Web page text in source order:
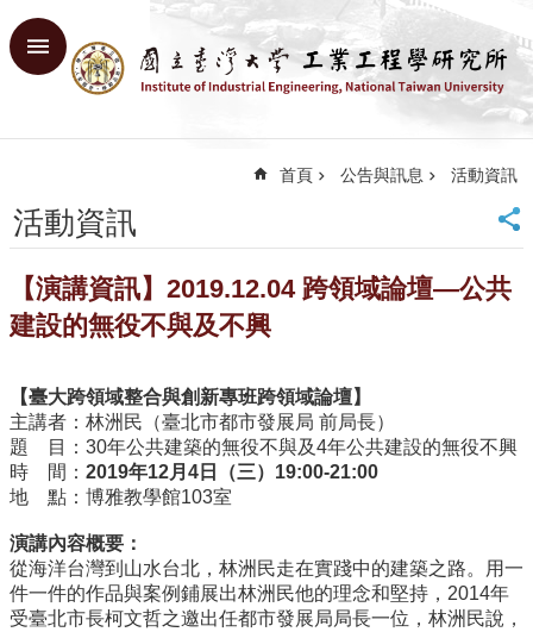
跳到主要內容區塊
進
首
頁
大
首
頁
站
導
覽
English
所
簡
介
首頁 公告與訊息 活動資訊
活動資訊
【演講資訊】2019.12.04 跨領域論壇—公共
建設的無役不與及不興
【臺大跨領域整合與創新專班跨領域論壇】
主講者：林洲民（臺北市都市發展局 前局長）
題 目：30年公共建築的無役不與及4年公共建設的無役不興
時 間： 2019年12月4 日（三）19:00-21:00
地 點：博雅教學館103室
演講內容概要：
從海洋台灣到山水台北，林洲民走在實踐中的建築之路。用一
件一件的作品與案例鋪展出林洲民他的理念和堅持，2014年
受臺北市長柯文哲之邀出任都市發展局局長一位，林洲民說，